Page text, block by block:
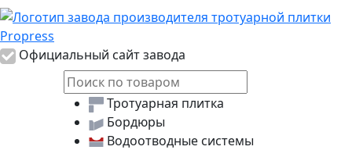
Логотип Propress
Официальный сайт завода
Тротуарная плитка
Бордюры
Водоотводные системы